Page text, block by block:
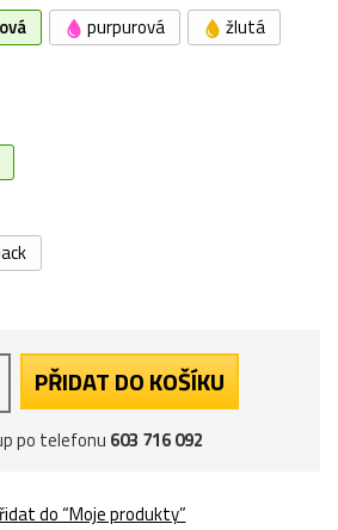
purpurová
žlutá
PŘIDAT DO KOŠÍKU
po telefonu 603 716 092
do “Moje produkty”